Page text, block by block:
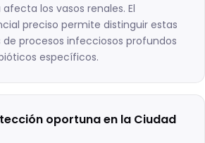
los vasos renales. El
preciso permite distinguir estas
procesos infecciosos profundos
específicos.
oportuna en la Ciudad